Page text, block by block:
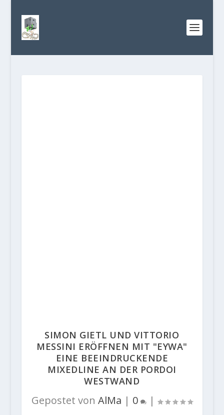
SIMON GIETL UND VITTORIO
MESSINI ERÖFFNEN MIT "EYWA"
EINE BEEINDRUCKENDE
MIXEDLINE AN DER PORDOI
WESTWAND
Gepostet von AlMa | 0 |